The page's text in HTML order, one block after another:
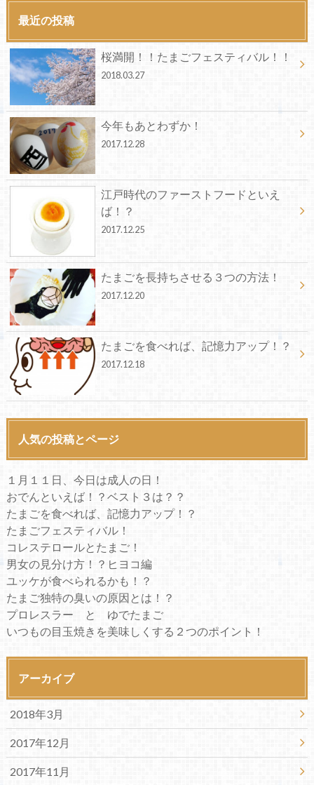
最近の投稿
桜満開！！たまごフェスティバル！！
2018.03.27
今年もあとわずか！
2017.12.28
江戸時代のファーストフードといえ
ば！？
2017.12.25
たまごを長持ちさせる３つの方法！
2017.12.20
たまごを食べれば、記憶力アップ！？
2017.12.18
人気の投稿とページ
１月１１日、今日は成人の日！
おでんといえば！？ベスト３は？？
たまごを食べれば、記憶力アップ！？
たまごフェスティバル！
コレステロールとたまご！
男女の見分け方！？ヒヨコ編
ユッケが食べられるかも！？
たまご独特の臭いの原因とは！？
プロレスラー と ゆでたまご
いつもの目玉焼きを美味しくする２つのポイント！
アーカイブ
2018年3月
2017年12月
2017年11月